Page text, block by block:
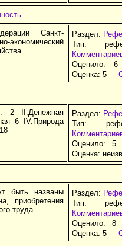
Санкт-
экономический
Раздел:
Тип:
Оценило: 6
Оценка: 5
2 II.Денежная
6 IV.Природа
Раздел:
Тип:
Оценило: 5
Оценка:
быть названы
приобретения
труда.
Раздел:
Тип:
Оценило: 8
Оценка: 5